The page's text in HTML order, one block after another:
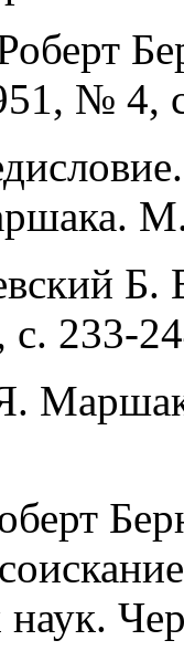
№ 4,
Б.
233-
наук.